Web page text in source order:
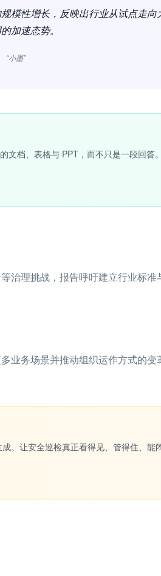
模性增长，反映出行业从试点走向
加速态势。
“小墨”
档、表格与 PPT，而不只是一段回答。
治理挑战，报告呼吁建立行业标
业务场景并推动组织运作方式的
。让安全巡检真正看得见、管得住、能